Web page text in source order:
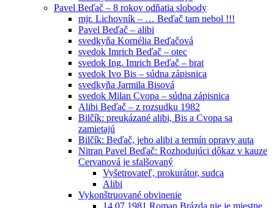
Pavel Beďač – 8 rokov odňatia slobody
mjr. Lichovník – … Beďač tam nebol !!!
Pavel Beďač – alibi
svedkyňa Kornélia Beďačová
svedok Imrich Beďač – otec
svedok Ing. Imrich Beďač – brat
svedok Ivo Bis – súdna zápisnica
svedkyňa Jarmila Bisová
svedok Milan Cvopa – súdna zápisnica
Alibi Beďač – z rozsudku 1982
Bilčík: preukázané alibi, Bis a Cvopa sa
zamietajú
Bilčík: Beďač, jeho alibi a termín opravy auta
Nitran Pavel Beďač: Rozhodujúci dôkaz v kauze
Cervanová je sfalšovaný
Vyšetrovateľ, prokurátor, sudca
Alibi
Vykonštruované obvinenie
14.07.1981 Roman Brázda nie je miestne